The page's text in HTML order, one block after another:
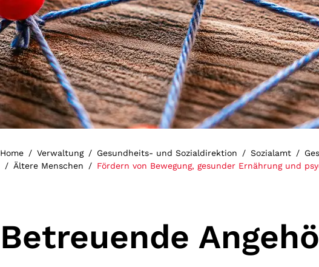
Home Verwaltung Gesundheits- und Sozialdirektion Sozialamt
Ältere Menschen
Fördern von Bewegung, gesunder Ernährung und
Betreuende